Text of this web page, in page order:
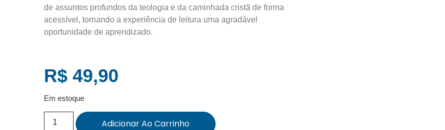
de assuntos profundos da teologia e da caminhada cristã de forma
acessível, tornando a experiência de leitura uma agradável
oportunidade de aprendizado.
R$ 49,90
Em estoque
Adicionar Ao Carrinho